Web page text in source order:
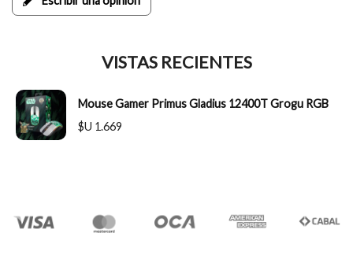
VISTAS RECIENTES
Mouse Gamer Primus Gladius 12400T Grogu RGB
$U 1.669